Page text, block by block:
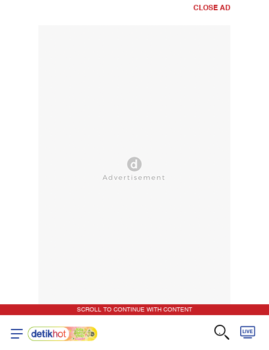
CLOSE AD
SCROLL TO CONTINUE WITH CONTENT